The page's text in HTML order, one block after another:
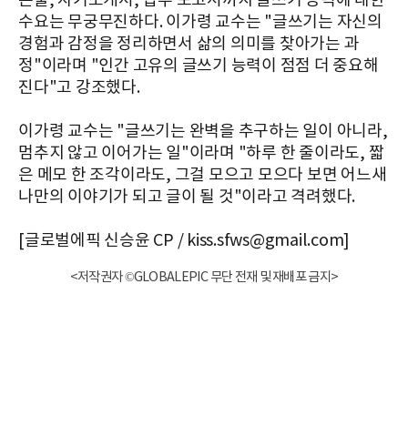
수요는 무궁무진하다. 이가령 교수는 "글쓰기는 자신의
경험과 감정을 정리하면서 삶의 의미를 찾아가는 과
정"이라며 "인간 고유의 글쓰기 능력이 점점 더 중요해
진다"고 강조했다.
이가령 교수는 "글쓰기는 완벽을 추구하는 일이 아니라,
멈추지 않고 이어가는 일"이라며 "하루 한 줄이라도, 짧
은 메모 한 조각이라도, 그걸 모으고 모으다 보면 어느새
나만의 이야기가 되고 글이 될 것"이라고 격려했다.
[글로벌에픽 신승윤 CP / kiss.sfws@gmail.com]
<저작권자 ©GLOBALEPIC 무단 전재 및 재배포 금지>